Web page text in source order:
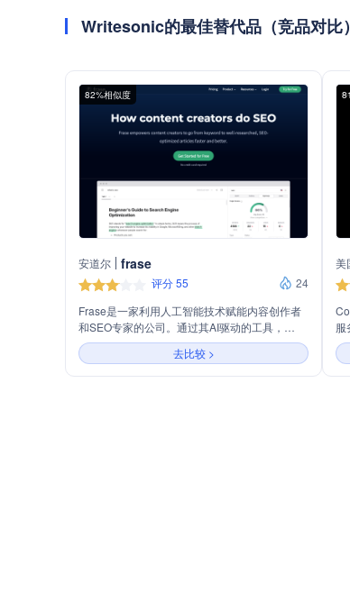
Writesonic的最佳替代品（竞品对比）
82%相似度
安道尔 frase
评分 55
24
Frase是一家利用人工智能技术赋能内容创作者
和SEO专家的公司。通过其AI驱动的工具，
Frase帮助用户从关键词研究到生成经过SEO优
化的文章，大幅提高内容创作的速度和质量。其
产品包括AI文章写作器、内容摘要生成器、内容
去比较 >
美
服
及
成